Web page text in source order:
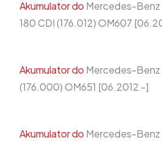
Akumulator do Mercedes-Benz
180 CDI (176.012) OM607
Akumulator do Mercedes-Benz
(176.000) OM651 [06.2012 -]
Akumulator do Mercedes-Benz